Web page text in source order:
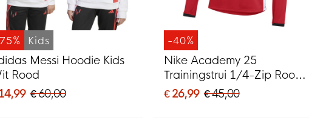
Kids
Messi Hoodie Kids
Rood
€ 60,00
-40%
Nike Academy 25
Trainingstrui 1/4-Zip Rood
Zwart Wit
€ 26,99 € 45,00